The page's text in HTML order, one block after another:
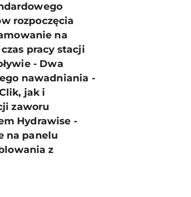
rozpoczęcia
na
pracy stacji
- Dwa
nawadniania -
jak i
zaworu
Hydrawise -
na panelu
z